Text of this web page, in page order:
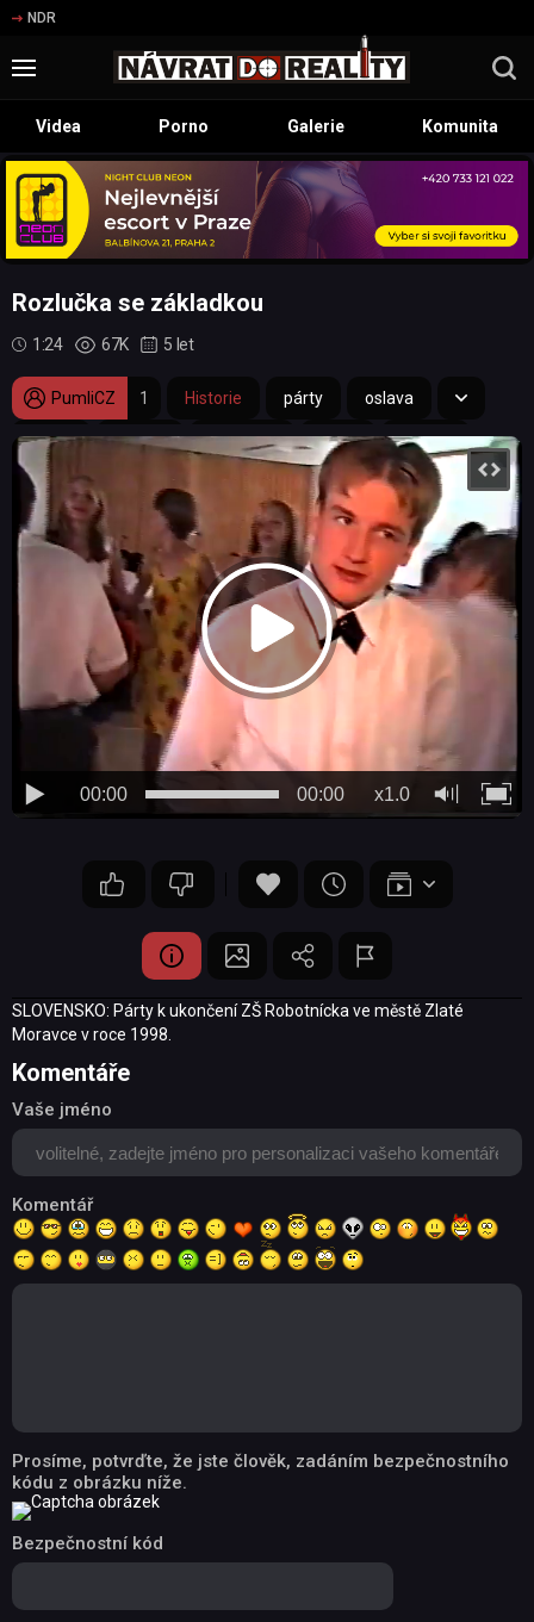
NDR
Videa Porno Galerie Komunita
Rozlučka se základkou
1:24 67K 5 let
PumliCZ 1 Historie párty oslava
tanec 90.léta teenager škola Evropa
školačka
00:00 x1.0
00:00
SLOVENSKO: Párty k ukončení ZŠ Robotnícka ve městě Zlaté
Moravce v roce 1998.
Komentáře
Vaše jméno
Komentář
Prosíme, potvrďte, že jste člověk, zadáním bezpečnostního
kódu z obrázku níže.
Bezpečnostní kód